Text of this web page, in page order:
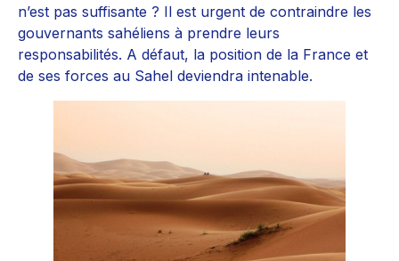
n’est pas suffisante ? Il est urgent de contraindre les
gouvernants sahéliens à prendre leurs
responsabilités. A défaut, la position de la France et
de ses forces au Sahel deviendra intenable.